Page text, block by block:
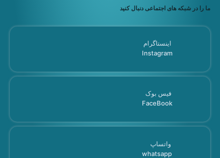
ما را در شبکه های اجتماعی دنبال کنید
اینستاگرام
Instagram
فیس بوک
FaceBook
واتساپ
whatsapp